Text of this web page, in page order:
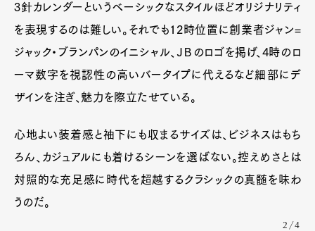
3針カレンダーというベーシックなスタイルほどオリジナリティ
を表現するのは難しい。それでも12時位置に創業者ジャン=
ジャック・ブランパンのイニシャル、ＪＢのロゴを掲げ、4時のロ
ーマ数字を視認性の高いバータイプに代えるなど細部にデ
ザインを注ぎ、魅力を際立たせている。
心地よい装着感と袖下にも収まるサイズは、ビジネスはもち
ろん、カジュアルにも着けるシーンを選ばない。控えめさとは
対照的な充足感に時代を超越するクラシックの真髄を味わ
うのだ。
2/4